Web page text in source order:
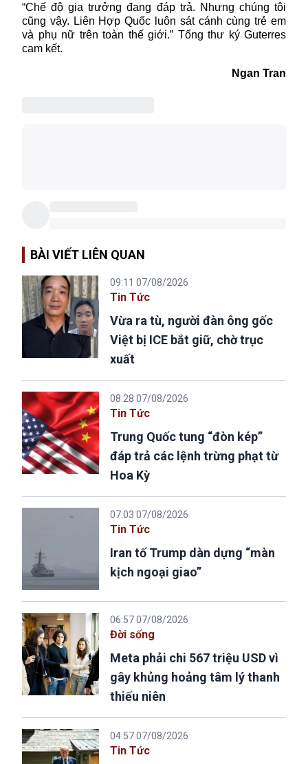
“Chế độ gia trưởng đang đáp trả. Nhưng chúng tôi
cũng vậy. Liên Hợp Quốc luôn sát cánh cùng trẻ em
và phụ nữ trên toàn thế giới.” Tổng thư ký Guterres
cam kết.
Ngan Tran
BÀI VIẾT LIÊN QUAN
09:11 07/08/2026
Tin Tức
Vừa ra tù, người đàn ông gốc
Việt bị ICE bắt giữ, chờ trục
xuất
08:28 07/08/2026
Tin Tức
Trung Quốc tung “đòn kép”
đáp trả các lệnh trừng phạt từ
Hoa Kỳ
07:03 07/08/2026
Tin Tức
Iran tố Trump dàn dựng “màn
kịch ngoại giao”
06:57 07/08/2026
Đời sống
Meta phải chi 567 triệu USD vì
gây khủng hoảng tâm lý thanh
thiếu niên
04:57 07/08/2026
Tin Tức